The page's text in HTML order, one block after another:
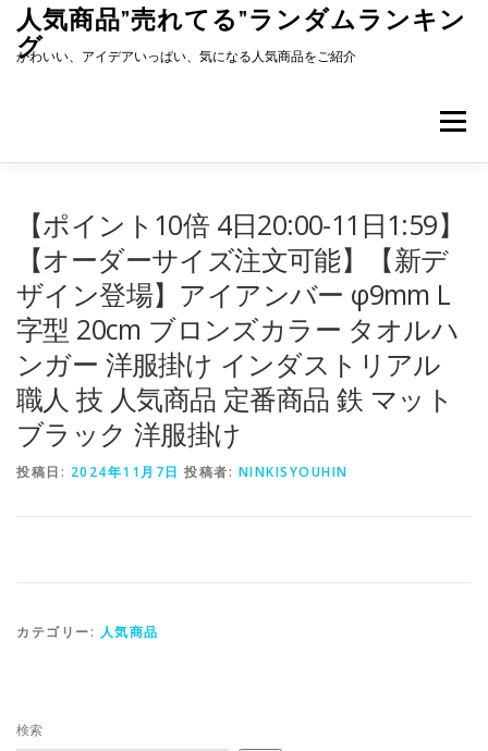
キ
人気商品”売れてる”ランダムランキン
グ
かわいい、アイデアいっぱい、気になる人気商品をご紹介
メニュー
【ポイント10倍 4日20:00-11日1:59】
【オーダーサイズ注文可能】【新デ
ザイン登場】アイアンバー φ9mm L
字型 20cm ブロンズカラー タオルハ
ンガー 洋服掛け インダストリアル
職人 技 人気商品 定番商品 鉄 マット
ブラック 洋服掛け
投稿日: 2024年11月7日 投稿者: NINKISYOUHIN
カテゴリー: 人気商品
検索